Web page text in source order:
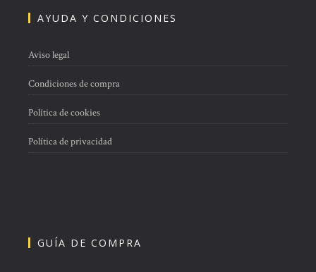
AYUDA Y CONDICIONES
Aviso legal
Condiciones de compra
Política de cookies
Política de privacidad
GUÍA DE COMPRA